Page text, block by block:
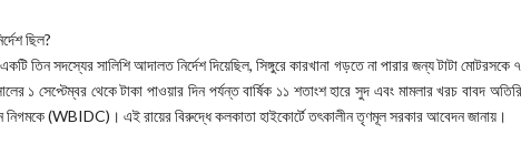
ছিল?
তিন সদস্যের সালিশি আদালত নির্দেশ দিয়েছিল, সিঙ্গুরে কারখানা গড়তে না পারার জন্য টাটা
১ সেপ্টেম্বর থেকে টাকা পাওয়ার দিন পর্যন্ত বার্ষিক ১১ শতাংশ হারে সুদ এবং মামলার খরচ বাবদ
নিগমকে (WBIDC)। এই রায়ের বিরুদ্ধে কলকাতা হাইকোর্টে তৎকালীন তৃণমূল সরকার আবেদন জানায়।